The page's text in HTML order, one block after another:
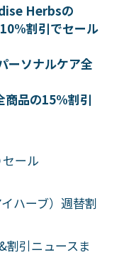
Herbsの
割引でセール
ーソナルケア全
商品の15%割引
ール
ハーブ）週替割
引ニュースま